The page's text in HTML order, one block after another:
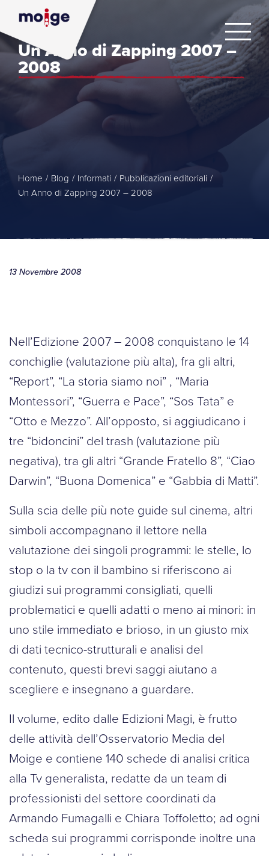
Un Anno di Zapping 2007 –
2008
Home / Blog / Informati / Pubblicazioni editoriali /
Un Anno di Zapping 2007 – 2008
13 Novembre 2008
Nell’Edizione 2007 – 2008 conquistano le 14
conchiglie (valutazione più alta), fra gli altri,
“Report”, “La storia siamo noi” , “Maria
Montessori”, “Guerra e Pace”, “Sos Tata” e
“Otto e Mezzo”. All’opposto, si aggiudicano i
tre “bidoncini” del trash (valutazione più
negativa), tra gli altri “Grande Fratello 8”, “Ciao
Darwin”, “Buona Domenica” e “Gabbia di Matti”.
Sulla scia delle più note guide sul cinema, altri
simboli accompagnano il lettore nella
valutazione dei singoli programmi: le stelle, lo
stop o la tv con il bambino si riferiscono ai
giudizi sui programmi consigliati, quelli
problematici e quelli adatti o meno ai minori: in
uno stile immediato e brioso, in un giusto mix
di dati tecnico-strutturali e analisi del
contenuto, questi brevi saggi aiutano a
scegliere e insegnano a guardare.
Il volume, edito dalle Edizioni Magi, è frutto
delle attività dell’Osservatorio Media del
Moige e contiene 140 schede di analisi critica
alla Tv generalista, redatte da un team di
professionisti del settore coordinati da
Armando Fumagalli e Chiara Toffoletto; ad ogni
scheda sui programmi corrisponde inoltre una